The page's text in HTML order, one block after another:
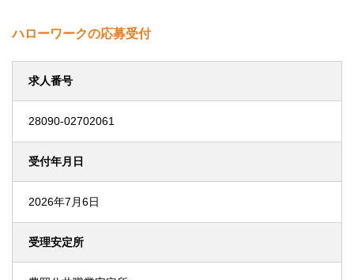
ハローワークの応募受付
求人番号
28090-02702061
受付年月日
2026年7月6日
受理安定所